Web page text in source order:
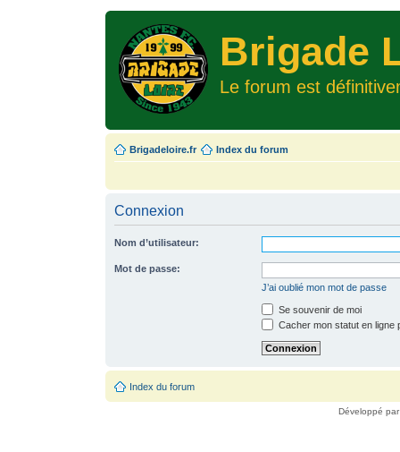
Brigade
Le forum est
Brigadeloire.fr Index du forum
Connexion
Nom d’utilisateur:
Mot de passe:
J’ai oublié mon mot de passe
Se souvenir de moi
Cacher mon statut en ligne
Index du forum
Développé